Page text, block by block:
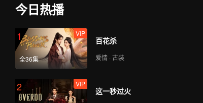
今日热播
1
全36集
VIP
百花杀
爱情 · 古装
2 VIP
这一秒过火